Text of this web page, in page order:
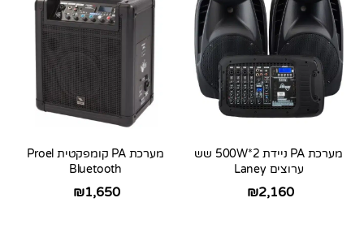
מערכת PA ניידת 500W*2 שש
ערוצים Laney
₪2,160
מערכת PA קומפקטית Proel
Bluetooth
₪1,650